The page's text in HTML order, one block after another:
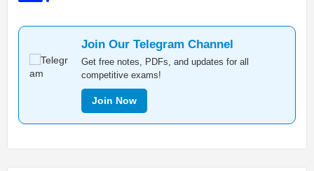
Join Our Telegram Channel
Get free notes, PDFs, and updates for all
competitive exams!
Join Now